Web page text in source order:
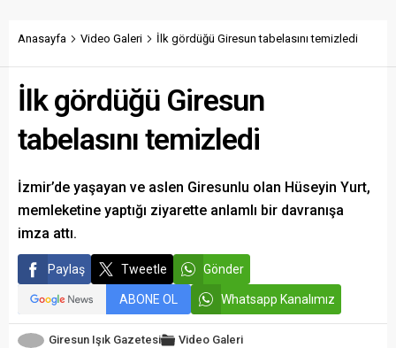
Anasayfa Video Galeri İlk gördüğü Giresun tabelasını temizledi
İlk gördüğü Giresun
tabelasını temizledi
İzmir’de yaşayan ve aslen Giresunlu olan Hüseyin Yurt,
memleketine yaptığı ziyarette anlamlı bir davranışa
imza attı.
Paylaş Tweetle Gönder
ABONE OL Whatsapp Kanalımız
Giresun Işık Gazetesi Video Galeri